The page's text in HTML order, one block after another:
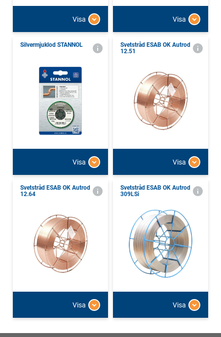
Visa Visa
Silvermjuklod STANNOL
Visa
Svetstråd ESAB OK Autrod
12.51
Visa
Svetstråd ESAB OK Autrod
12.64
Visa
Svetstråd ESAB OK Autrod
309LSi
Visa